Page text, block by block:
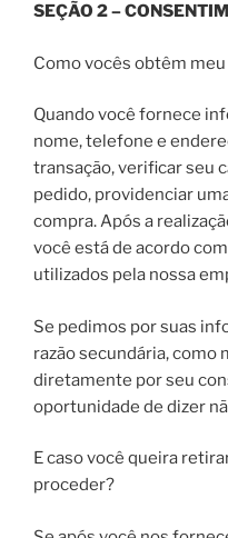
SEÇÃO 2 –
Como vocês obtêm
Quando você fornece
nome, telefone e
transação, verificar seu
pedido, providenciar
compra. Após a
você está de acordo
utilizados pela nossa
Se pedimos por suas
razão secundária, como
diretamente por seu
oportunidade de dizer
E caso você queira
proceder?